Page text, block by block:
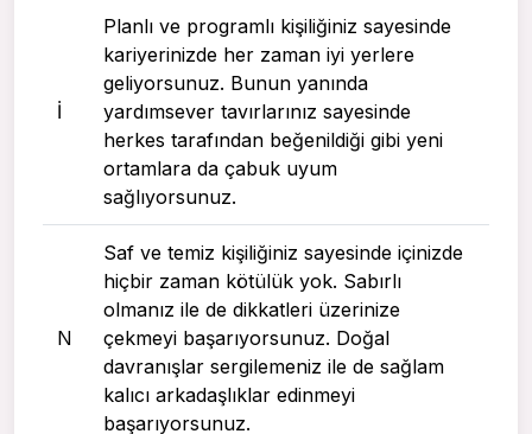
I
Planlı ve programlı kişiliğiniz sayesinde
kariyerinizde her zaman iyi yerlere
geliyorsunuz. Bunun yanında
yardımsever tavırlarınız sayesinde
herkes tarafından beğenildiği gibi yeni
ortamlara da çabuk uyum
sağlıyorsunuz.
N
Saf ve temiz kişiliğiniz sayesinde içinizde
hiçbir zaman kötülük yok. Sabırlı
olmanız ile de dikkatleri üzerinize
çekmeyi başarıyorsunuz. Doğal
davranışlar sergilemeniz ile de sağlam
kalıcı arkadaşlıklar edinmeyi
başarıyorsunuz.